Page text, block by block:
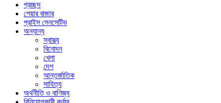
প্রচ্ছদ
শেয়ার বাজার
প্রাইস সেনসেটিভ
অন্যান্য
স্বাস্থ্য
বিনোদন
খেলা
দেশ
আন্তর্জাতিক
সাহিত্য
অর্থনীতি ও বাণিজ্য